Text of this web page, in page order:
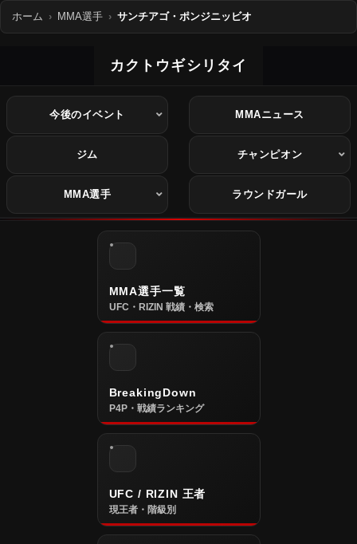
ホーム MMA選手 サンチアゴ・ポンジニッビオ
カクトウギシリタイ
今後のイベント MMAニュース
ジム チャンピオン
MMA選手 ラウンドガール
MMA選手一覧
UFC・RIZIN 戦績・検索
BreakingDown
P4P・戦績ランキング
UFC / RIZIN 王者
現王者・階級別